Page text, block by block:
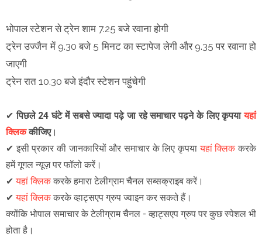
भोपाल स्टेशन से ट्रेन शाम 7.25 बजे रवाना होगी
ट्रेन उज्जैन में 9.30 बजे 5 मिनट का स्टापेज लेगी और 9.35 पर रवाना हो
जाएगी
ट्रेन रात 10.30 बजे इंदौर स्टेशन पहुंचेगी
✔पिछले 24 घंटे में सबसे ज्यादा पढ़े जा रहे समाचार पढ़ने के लिए कृपयायहां
क्लिककीजिए।
✔ इसी प्रकार की जानकारियों और समाचार के लिए कृपयायहां क्लिककरके
हमें गूगल न्यूज़ पर फॉलो करें ।
✔यहां क्लिककरके हमारा टेलीग्राम चैनल सब्सक्राइब करें।
✔यहां क्लिककरके व्हाट्सएप ग्रुप ज्वाइन कर सकते हैं।
क्योंकि भोपाल समाचार के टेलीग्राम चैनल - व्हाट्सएप ग्रुप पर कुछ स्पेशल भी
होता है।